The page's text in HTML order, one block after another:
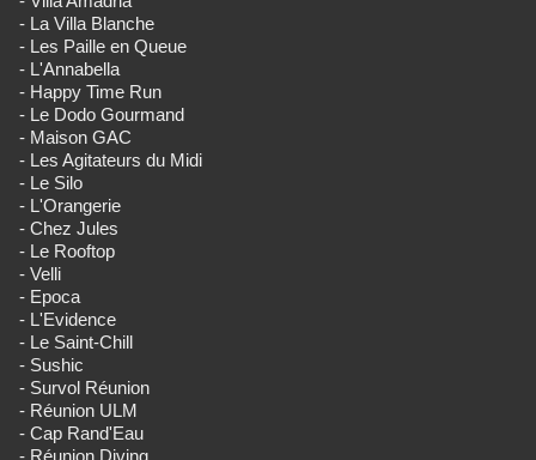
- La Villa Blanche
- Les Paille en Queue
- L'Annabella
- Happy Time Run
- Le Dodo Gourmand
- Maison GAC
- Les Agitateurs du Midi
- Le Silo
- L'Orangerie
- Chez Jules
- Le Rooftop
- Velli
- Epoca
- L'Evidence
- Le Saint-Chill
- Sushic
- Survol Réunion
- Réunion ULM
- Cap Rand'Eau
- Réunion Diving